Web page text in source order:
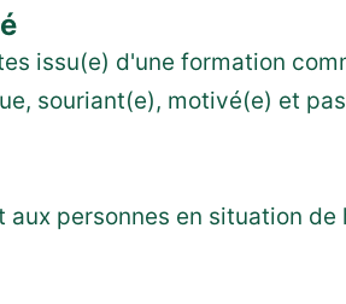
issu(e) d'une formation
souriant(e), motivé(e) et
aux personnes en situation de